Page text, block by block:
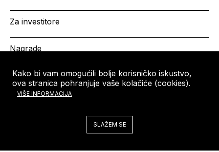
Kako bi vam omogućili bolje korisničko iskustvo,
ova stranica pohranjuje vaše kolačiće (cookies).
VIŠE INFORMACIJA
SLAŽEM SE
Za investitore
Nagrade
HRVATSKA KOMORA
ARHITEKATA
Copyright © HKA 2026